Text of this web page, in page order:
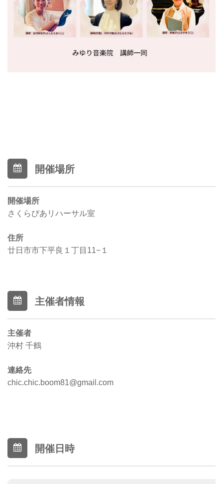
開催場所
開催場所
さくらぴあリハーサル室
住所
廿日市市下平良１丁目11−１
主催者情報
主催者
沖村 千鶴
連絡先
chic.chic.boom81@gmail.com
開催日時